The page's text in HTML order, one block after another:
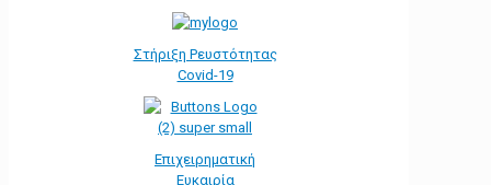
Στήριξη Ρευστότητας
Covid-19
Επιχειρηματική
Ευκαιρία